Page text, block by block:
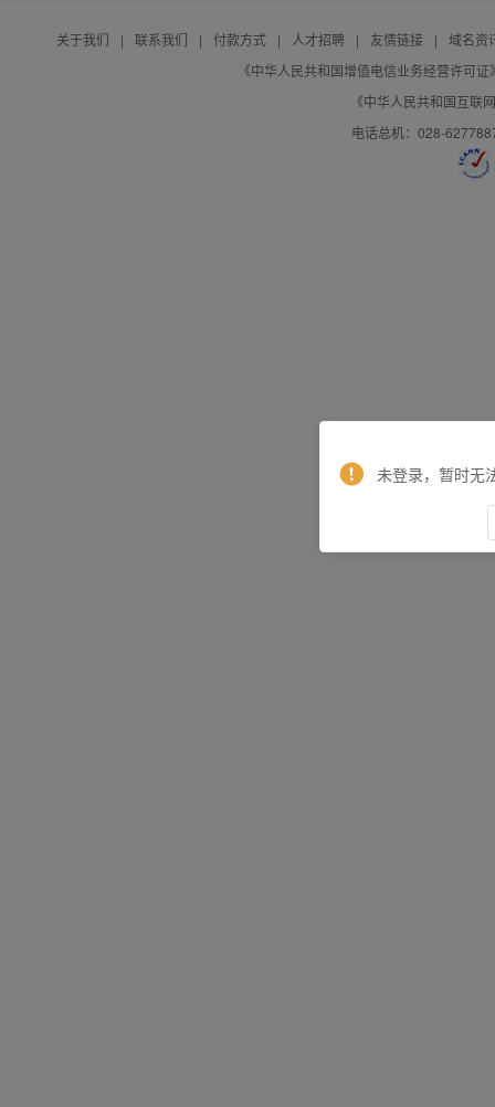
关于我们 | 联系我们 | 付款方式 | 人才招聘 | 友情链接 |
域名资
《中华人民共和国增值电信业务经营许可
《中华人民共和国互联
电话总机：028-
未登录，暂时无